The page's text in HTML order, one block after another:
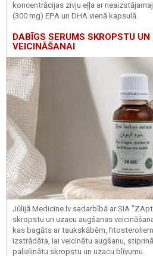
koncentrācijas zivju eļļa ar
(300 mg) EPA un DHA vienā kapsulā.
DABĪGS SERUMS SKROPSTU
VEICINĀŠANAI
Jūlijā Medicine.lv sadarbībā ar SIA
skropstu un uzacu augšanas
kas bagāts ar taukskābēm,
izstrādāta, lai veicinātu augšanu,
palielinātu skropstu un uzacu blīvumu.